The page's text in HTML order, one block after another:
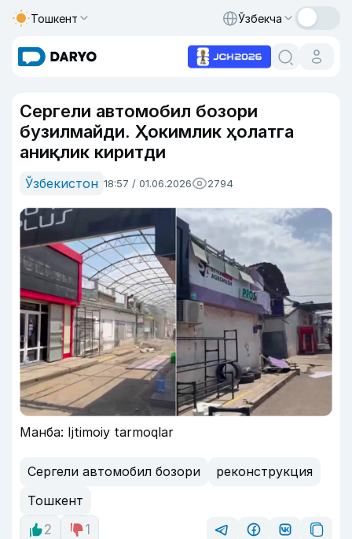
Тошкент Ўзбекча
Сергели автомобил бозори
бузилмайди. Ҳокимлик ҳолатга
аниқлик киритди
Ўзбекистон 18:57 / 01.06.2026 2794
Манба: Ijtimoiy tarmoqlar
Сергели автомобил бозори
реконструкция
Тошкент
2
1